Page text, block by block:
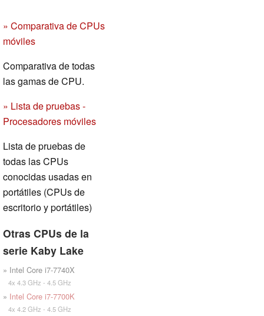
» Comparativa de CPUs
móviles
Comparativa de todas
las gamas de CPU.
» Lista de pruebas -
Procesadores móviles
Lista de pruebas de
todas las CPUs
conocidas usadas en
portátiles (CPUs de
escritorio y portátiles)
Otras CPUs de la
serie Kaby Lake
» Intel Core i7-7740X
4x 4.3 GHz - 4.5 GHz
» Intel Core i7-7700K
4x 4.2 GHz - 4.5 GHz